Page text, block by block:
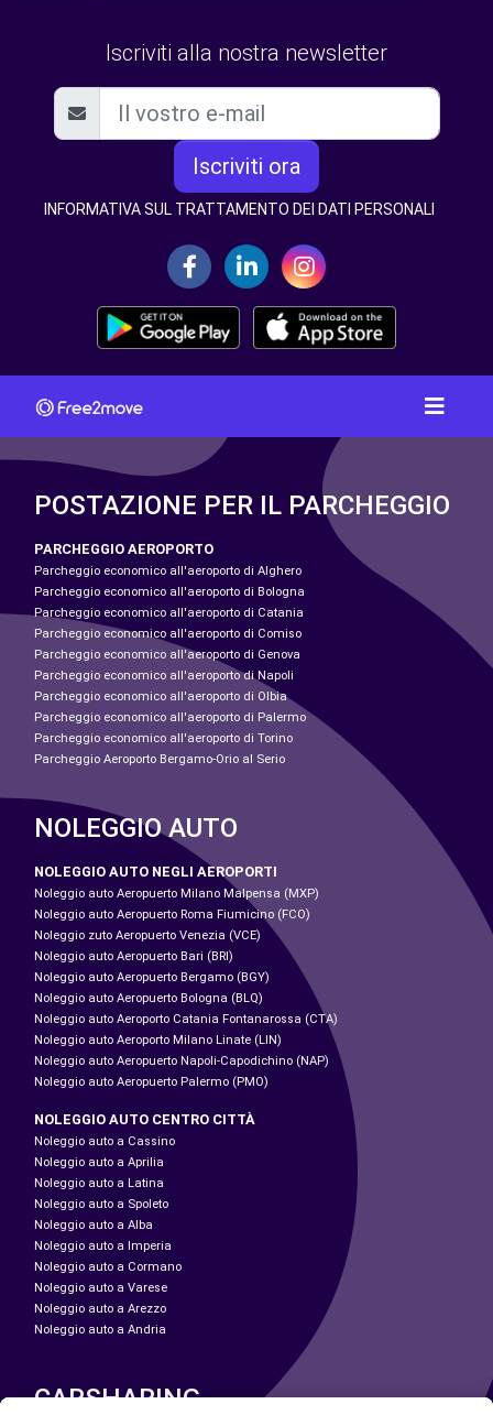
Iscriviti alla nostra newsletter
Iscriviti ora
INFORMATIVA SUL TRATTAMENTO DEI DATI PERSONALI
POSTAZIONE PER IL PARCHEGGIO
PARCHEGGIO AEROPORTO
Parcheggio economico all'aeroporto di Alghero
Parcheggio economico all'aeroporto di Bologna
Parcheggio economico all'aeroporto di Catania
Parcheggio economico all'aeroporto di Comiso
Parcheggio economico all'aeroporto di Genova
Parcheggio economico all'aeroporto di Napoli
Parcheggio economico all'aeroporto di Olbia
Parcheggio economico all'aeroporto di Palermo
Parcheggio economico all'aeroporto di Torino
Parcheggio Aeroporto Bergamo-Orio al Serio
NOLEGGIO AUTO
NOLEGGIO AUTO NEGLI AEROPORTI
Noleggio auto Aeropuerto Milano Malpensa (MXP)
Noleggio auto Aeropuerto Roma Fiumicino (FCO)
Noleggio zuto Aeropuerto Venezia (VCE)
Noleggio auto Aeropuerto Bari (BRI)
Noleggio auto Aeropuerto Bergamo (BGY)
Noleggio auto Aeropuerto Bologna (BLQ)
Noleggio auto Aeroporto Catania Fontanarossa (CTA)
Noleggio auto Aeroporto Milano Linate (LIN)
Noleggio auto Aeropuerto Napoli-Capodichino (NAP)
Noleggio auto Aeropuerto Palermo (PMO)
NOLEGGIO AUTO CENTRO CITTÀ
Noleggio auto a Cassino
Noleggio auto a Aprilia
Noleggio auto a Latina
Noleggio auto a Spoleto
Noleggio auto a Alba
Noleggio auto a Imperia
Noleggio auto a Cormano
Noleggio auto a Varese
Noleggio auto a Arezzo
Noleggio auto a Andria
CARSHARING